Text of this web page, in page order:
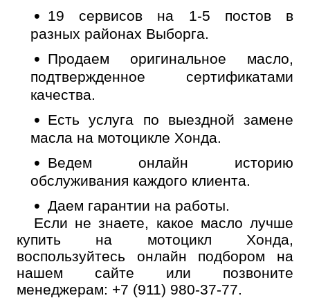
19 сервисов на 1-5 постов в
разных районах Выборга.
Продаем оригинальное масло,
подтвержденное сертификатами
качества.
Есть услуга по выездной замене
масла на мотоцикле Хонда.
Ведем онлайн историю
обслуживания каждого клиента.
Даем гарантии на работы.
Если не знаете, какое масло лучше
купить на мотоцикл Хонда,
воспользуйтесь онлайн подбором на
нашем сайте или позвоните
менеджерам: +7 (911) 980-37-77.